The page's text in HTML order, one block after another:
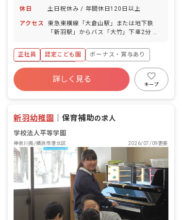
休日 土日祝休み / 年間休日120日以上
アクセス
東急東横線「大倉山駅」または地下鉄
「新羽駅」からバス「大竹」下車2分 横
徒歩12分 ※バスの本数は多めですので
通勤にも便利です。 ※マイカー通勤可
・駅前にはスーパーや飲食店が充実、駅
から徒歩圏内に大型スーパーAEONもあ
って駅周辺で日用品まで全て揃えられま
す。 ・ブルーライン1本で、新横浜や横
正社員 認定こども園
ボーナス・賞与あり
年間休日120日以上
寮・住宅・家賃補助あり
有給
詳しく見る
キープ
新羽幼稚園 保育補助の求人
学校法人平等学園
神奈川県/横浜市港北区 2026/07/09更新